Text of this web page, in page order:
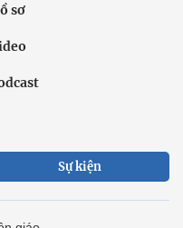
sơ
Sự kiện